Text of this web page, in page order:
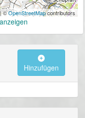
©OpenStreetMapcontributors
Hinzufügen